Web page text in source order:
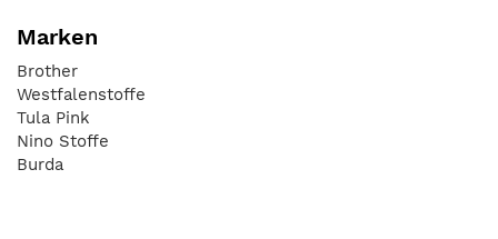
Marken
Brother
Westfalenstoffe
Tula Pink
Nino Stoffe
Burda